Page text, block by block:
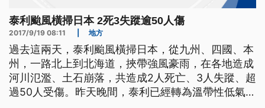
泰利颱風橫掃日本 2死3失蹤逾50人傷
2017/9/19 08:11 地方
過去這兩天，泰利颱風橫掃日本，從九州、四國、本
州，一路北上到北海道，挾帶強風豪雨，在各地造成
河川氾濫、土石崩落，共造成2人死亡、3人失蹤、超
過50人受傷。昨天晚間，泰利已經轉為溫帶性低氣